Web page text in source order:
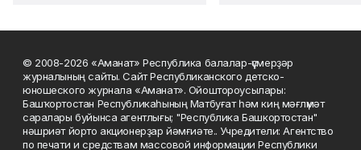
© 2008-2026 «Аманат» Республика балалар-үҫмерҙәр
журналының сайты. Сайт Республиканского детско-
юношеского журнала «Аманат». Ойоштороусылары:
Башҡортостан Республикаһының Матбуғат һәм киң мәғлүмәт
саралары буйынса агентлығы; "Республика Башкортостан"
нәшриәт йорто акционерҙар йәмғиәте.. Учредители: Агентство
по печати и средствам массовой информации Республики